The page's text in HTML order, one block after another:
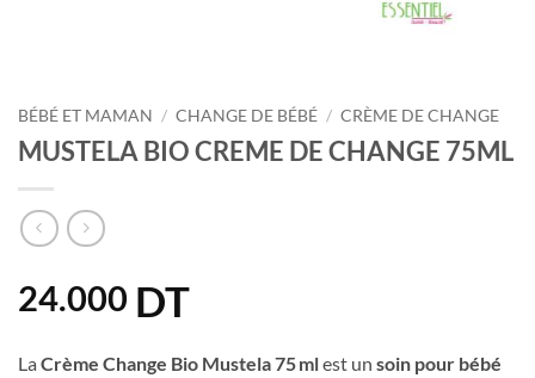
BÉBÉ ET MAMAN / CHANGE DE BÉBÉ / CRÈME DE CHANGE
MUSTELA BIO CREME DE CHANGE 75ML
24.000 DT
La Crème Change Bio Mustela 75 mlest un soin pour bébé